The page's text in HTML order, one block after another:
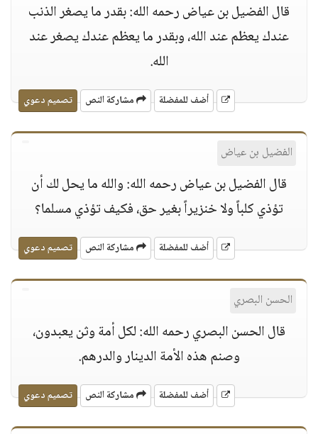
قال الفضيل بن عياض رحمه الله: بقدر ما يصغر الذنب
عندك يعظم عند الله، وبقدر ما يعظم عندك يصغر عند
الله.
أضف للمفضلة مشاركة النص تصميم دعوي
الفضيل بن عياض
قال الفضيل بن عياض رحمه الله: والله ما يحل لك أن
تؤذي كلباً ولا خنزيراً بغير حق، فكيف تؤذي مسلما؟
أضف للمفضلة مشاركة النص تصميم دعوي
الحسن البصري
قال الحسن البصري رحمه الله: لكل أمة وثن يعبدون،
وصنم هذه الأمة الدينار والدرهم.
أضف للمفضلة مشاركة النص تصميم دعوي